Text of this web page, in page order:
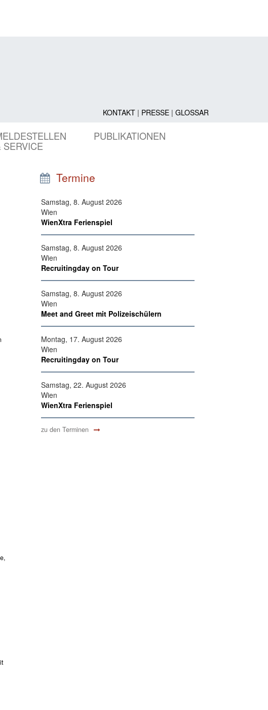
KONTAKT | PRESSE | GLOSSAR
SERVICE
PUBLIKATIONEN
Termine
Samstag, 8. August 2026
Wien
WienXtra Ferienspiel
Samstag, 8. August 2026
Wien
Recruitingday on Tour
Samstag, 8. August 2026
Wien
Meet and Greet mit Polizeischülern
Montag, 17. August 2026
Wien
Recruitingday on Tour
Samstag, 22. August 2026
Wien
WienXtra Ferienspiel
zu den Terminen